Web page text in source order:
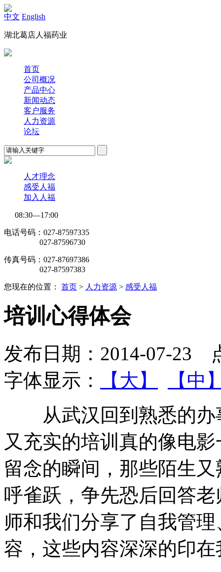
中文 English
湖北葛店人福药业
首页
公司概况
产品中心
新闻动态
客户服务
人力资源
论坛
人才理念
感受人福
加入人福
08:30—17:00
电话号码：027-87597335
027-87596730
传真号码：027-87697386
027-87597383
您现在的位置： 首页 > 人力资源 > 感受人福
培训心得体会
发布日期：2014-07-23
字体显示：
【大】
【中
从武汉回到熟悉的办
又充实的培训真的像电
留念的瞬间，那些陌生
呼雀跃，争先恐后回答
师和我们分享了自我管
容，这些内容深深的印